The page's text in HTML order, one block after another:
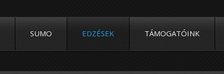
SUMO EDZÉSEK TÁMOGATÓINK